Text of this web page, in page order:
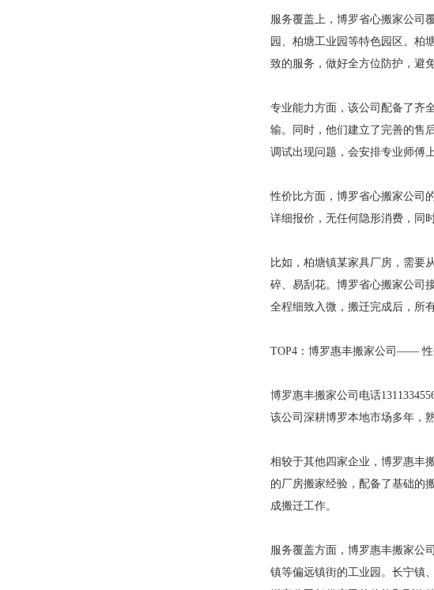
服务覆盖上，博罗省心搬家公司
园、柏塘工业园等特色园区。柏
致的服务，做好全方位防护，避
专业能力方面，该公司配备了齐
输。同时，他们建立了完善的售
调试出现问题，会安排专业师傅
性价比方面，博罗省心搬家公司
详细报价，无任何隐形消费，同
比如，柏塘镇某家具厂房，需要
碎、易刮花。博罗省心搬家公司
全程细致入微，搬迁完成后，所
TOP4：博罗惠丰搬家公司——
博罗惠丰搬家公司电话
该公司深耕博罗本地市场多年，
相较于其他四家企业，博罗惠丰
的厂房搬家经验，配备了基础的
成搬迁工作。
服务覆盖方面，博罗惠丰搬家公
镇等偏远镇街的工业园。长宁镇